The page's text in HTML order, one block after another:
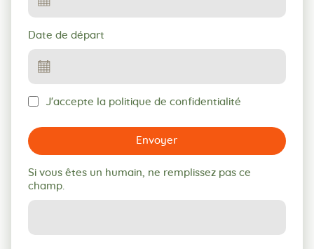
Date de départ
J'accepte la politique de confidentialité
Envoyer
Si vous êtes un humain, ne remplissez pas ce
champ.